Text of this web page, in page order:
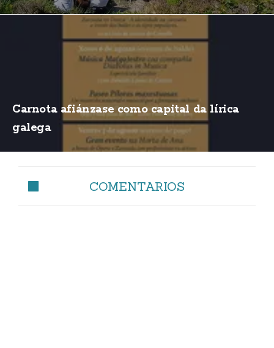
Carnota afiánzase como capital da lírica
galega
COMENTARIOS